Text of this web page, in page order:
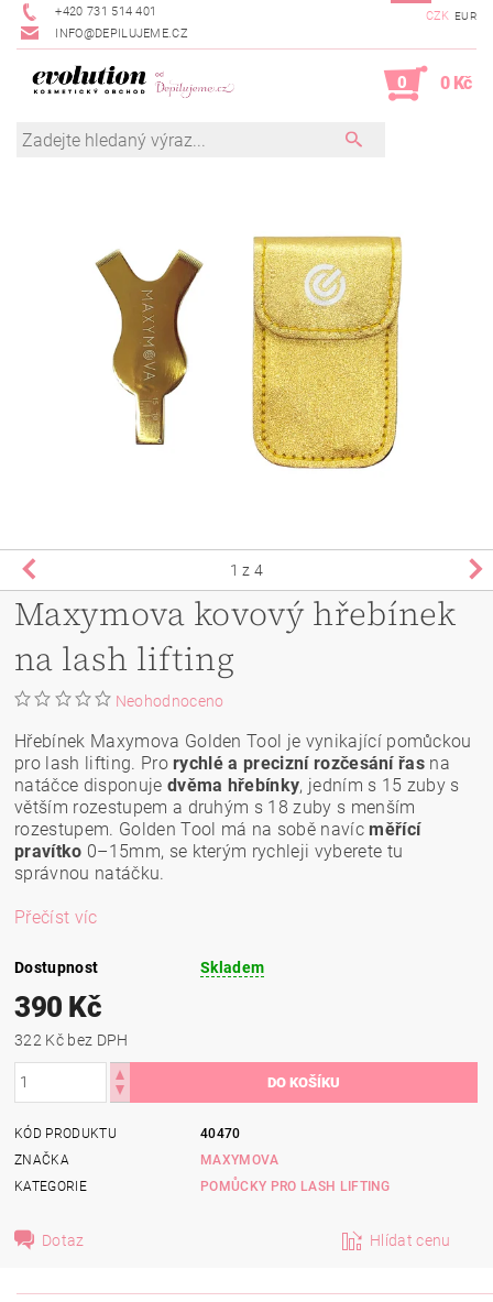
+420 731 514 401
INFO@DEPILUJEME.CZ
CZK EUR
0 0 Kč
1 z 4
Maxymova kovový hřebínek
na lash lifting
Neohodnoceno
Hřebínek Maxymova Golden Tool je vynikající pomůckou
pro lash lifting. Pro rychlé a precizní rozčesání řas na
natáčce disponuje dvěma hřebínky, jedním s 15 zuby s
větším rozestupem a druhým s 18 zuby s menším
rozestupem. Golden Tool má na sobě navíc měřící
pravítko 0–15mm, se kterým rychleji vyberete tu
správnou natáčku.
Přečíst víc
Dostupnost Skladem
390 Kč
322 Kč bez DPH
KÓD PRODUKTU
40470
ZNAČKA
MAXYMOVA
KATEGORIE
POMŮCKY PRO LASH LIFTING
Dotaz Hlídat cenu